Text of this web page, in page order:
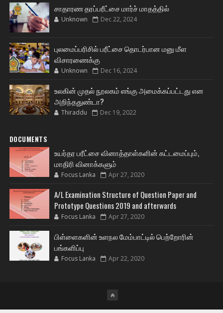
சாதாரண தரப்பரீட்சை மார்ச் மாதத்தில்
Unknown Dec 22, 2024
புலமைப்பரிசில் பரீட்சை தொடர்பான மனு மீள
விசாரணைக்கு
Unknown Dec 16, 2024
உலகின் முதல் நூலகம் எங்கு அமைக்கப்பட்டது என
அறிந்ததுண்டா?
Thiraddu Dec 19, 2022
DOCUMENTS
உயர்தர பரீட்சை வினாத்தாள்களின் கட்டமைப்பும்,
மாதிரி வினாக்களும்
Focus Lanka Apr 27, 2020
A/L Examination Structure of Question Paper and
Prototype Questions 2019 and afterwards
Focus Lanka Apr 27, 2020
பிள்ளைகளின் உளநல மேம்பாட்டில் பெற்றோரின்
பங்களிப்பு
Focus Lanka Apr 22, 2020